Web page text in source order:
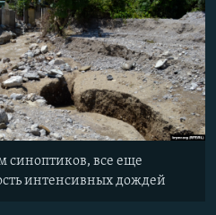
синоптиков, все еще
интенсивных дождей